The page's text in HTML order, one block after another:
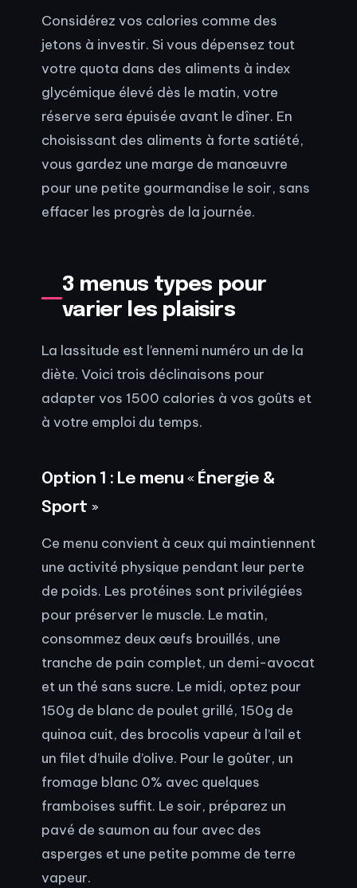
Considérez vos calories comme des
jetons à investir. Si vous dépensez tout
votre quota dans des aliments à index
glycémique élevé dès le matin, votre
réserve sera épuisée avant le dîner. En
choisissant des aliments à forte satiété,
vous gardez une marge de manœuvre
pour une petite gourmandise le soir, sans
effacer les progrès de la journée.
3 menus types pour
varier les plaisirs
La lassitude est l’ennemi numéro un de la
diète. Voici trois déclinaisons pour
adapter vos 1500 calories à vos goûts et
à votre emploi du temps.
Option 1 : Le menu « Énergie &
Sport »
Ce menu convient à ceux qui maintiennent
une activité physique pendant leur perte
de poids. Les protéines sont privilégiées
pour préserver le muscle. Le matin,
consommez deux œufs brouillés, une
tranche de pain complet, un demi-avocat
et un thé sans sucre. Le midi, optez pour
150g de blanc de poulet grillé, 150g de
quinoa cuit, des brocolis vapeur à l’ail et
un filet d’huile d’olive. Pour le goûter, un
fromage blanc 0% avec quelques
framboises suffit. Le soir, préparez un
pavé de saumon au four avec des
asperges et une petite pomme de terre
vapeur.